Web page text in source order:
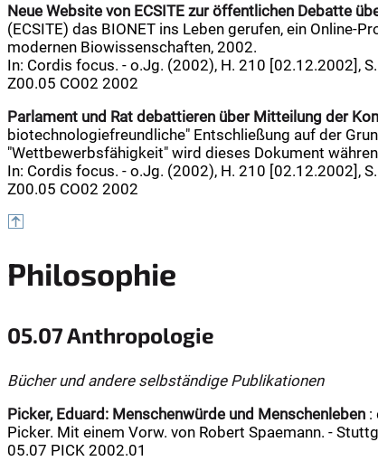
Neue Website von ECSITE zur öffentlichen Debatte
(ECSITE) das BIONET ins Leben gerufen, ein
modernen Biowissenschaften, 2002.
In: Cordis focus. - o.Jg. (2002), H. 210 [02.12.2002],
Z00.05 CO02 2002
Parlament und Rat debattieren über Mitteilung der
biotechnologiefreundliche" Entschließung auf der
"Wettbewerbsfähigkeit" wird dieses Dokument
In: Cordis focus. - o.Jg. (2002), H. 210 [02.12.2002],
Z00.05 CO02 2002
Philosophie
05.07 Anthropologie
Bücher und andere selbständige Publikationen
Picker, Eduard: Menschenwürde und Menschenleben :
Picker. Mit einem Vorw. von Robert Spaemann. -
05.07 PICK 2002.01